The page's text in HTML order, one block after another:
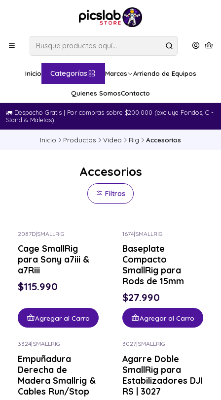
Inicio Categorías Marcas Arriendo de Equipos
Quienes SomosContacto
🚛​ Despacho Gratis | Por compras sobre $200.000 (excluye Fondos, C -
Stand & Maletas)
Inicio Productos Video Rig Accesorios
Accesorios
Filtros
2087D|SMALLRIG
Cage SmallRig
para Sony a7iii &
a7Riii
$115.990
Agregar al Carro
1674|SMALLRIG
Baseplate
Compacto
SmallRig para
Rods de 15mm
$27.990
Agregar al Carro
3324|SMALLRIG
Empuñadura
Derecha de
Madera Smallrig &
Cables Run/Stop
3027|SMALLRIG
Agarre Doble
SmallRig para
Estabilizadores DJI
RS | 3027